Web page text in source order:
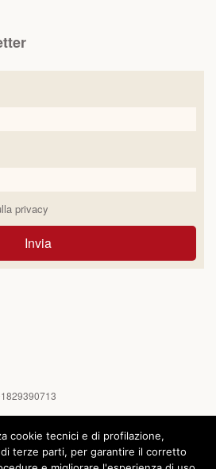
privacy
Invia
0882 646170Chiamaci su
cookie tecnici e di profilazione,
terze parti, per garantire il corretto